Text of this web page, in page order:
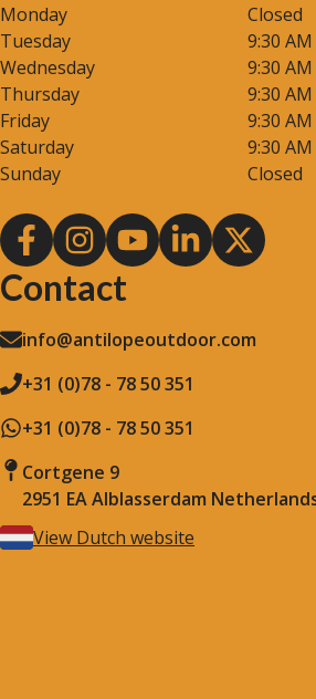
Monday
Closed
Tuesday
9:30
Wednesday
9:30
Thursday
9:30
Friday
9:30
Saturday
9:30
Sunday
Closed
Contact
info@antilopeoutdoor.com
+31 (0)78 - 78 50 351
+31 (0)78 - 78 50 351
Cortgene 9
2951 EA Alblasserdam
View Dutch website